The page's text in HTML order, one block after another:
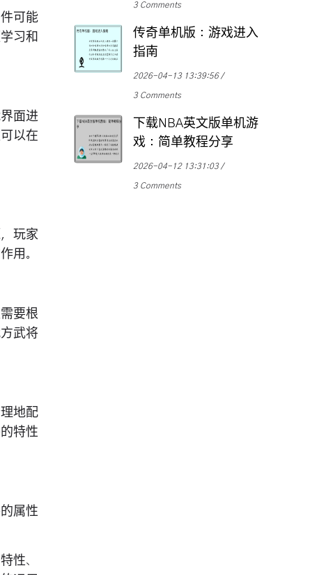
可能
习和
面进
以在
玩家
用。
要根
武将
地配
特性
属性
性、
3 Comments
传奇单机版：游戏进入
指南
2026-04-13 13:39:56
3 Comments
下载NBA英文版单机游
戏：简单教程分享
2026-04-12 13:31:03
3 Comments